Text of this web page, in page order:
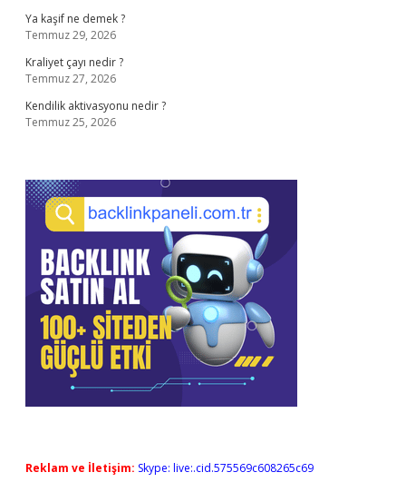
Ya kaşif ne demek ?
Temmuz 29, 2026
Kraliyet çayı nedir ?
Temmuz 27, 2026
Kendilik aktivasyonu nedir ?
Temmuz 25, 2026
Reklam ve İletişim: Skype: live:.cid.575569c608265c69